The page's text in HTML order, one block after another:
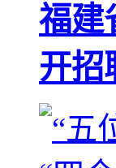
福建
开招